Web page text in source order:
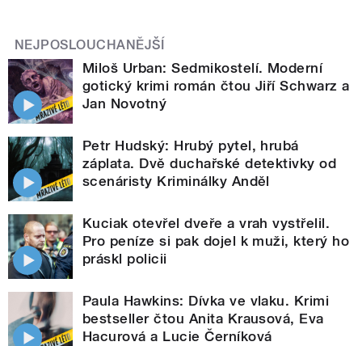
NEJPOSLOUCHANĚJŠÍ
Miloš Urban: Sedmikostelí. Moderní
gotický krimi román čtou Jiří Schwarz a
Jan Novotný
Petr Hudský: Hrubý pytel, hrubá
záplata. Dvě duchařské detektivky od
scenáristy Kriminálky Anděl
Kuciak otevřel dveře a vrah vystřelil.
Pro peníze si pak dojel k muži, který ho
práskl policii
Paula Hawkins: Dívka ve vlaku. Krimi
bestseller čtou Anita Krausová, Eva
Hacurová a Lucie Černíková